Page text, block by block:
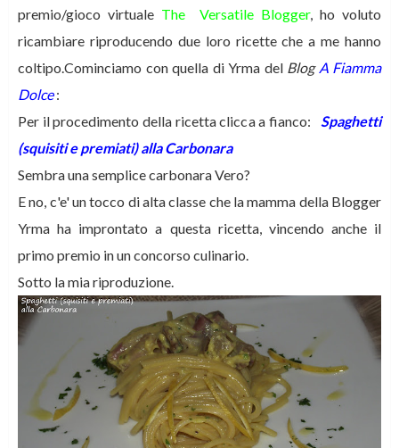
premio/gioco virtuale The Versatile Blogger, ho voluto
ricambiare riproducendo due loro ricette che a me hanno
coltipo.Cominciamo con quella di Yrma del Blog A Fiamma
Dolce:
Per il procedimento della ricetta clicca a fianco:
Spaghetti
(squisiti e premiati) alla Carbonara
Sembra una semplice carbonara Vero?
E no, c'e' un tocco di alta classe che la mamma della Blogger
Yrma ha improntato a questa ricetta, vincendo anche il
primo premio in un concorso culinario.
Sotto la mia riproduzione.